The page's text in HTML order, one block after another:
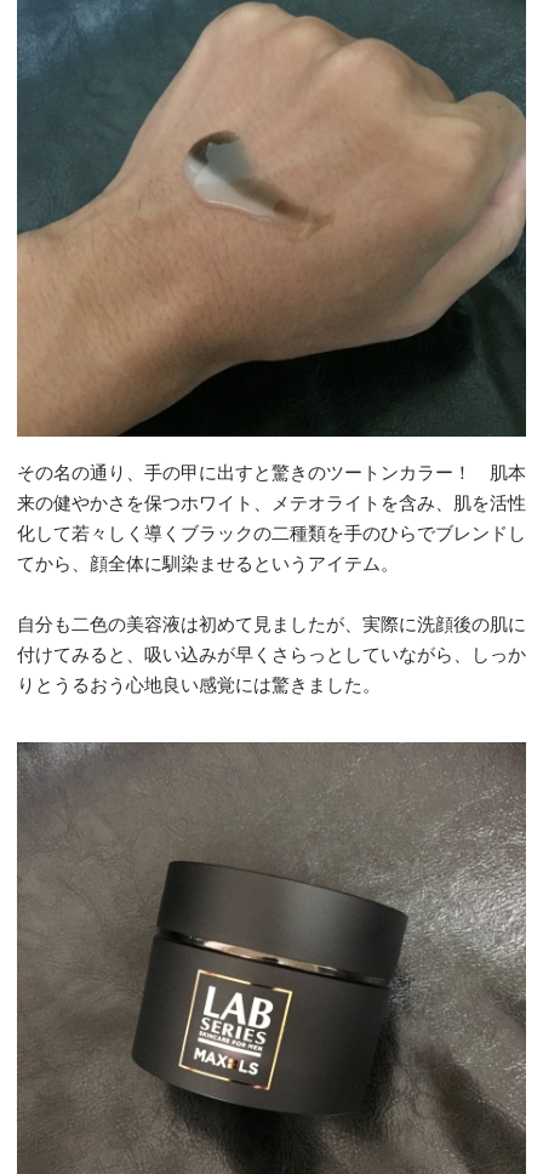
その名の通り、手の甲に出すと驚きのツートンカラー！ 肌本
来の健やかさを保つホワイト、メテオライトを含み、肌を活性
化して若々しく導くブラックの二種類を手のひらでブレンドし
てから、顔全体に馴染ませるというアイテム。
自分も二色の美容液は初めて見ましたが、実際に洗顔後の肌に
付けてみると、吸い込みが早くさらっとしていながら、しっか
りとうるおう心地良い感覚には驚きました。